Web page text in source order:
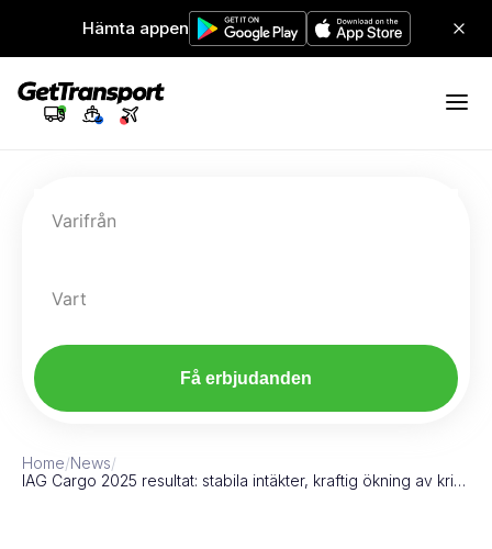
Hämta appen
Varifrån
Vart
Få erbjudanden
Home/News/
IAG Cargo 2025 resultat: stabila intäkter, kraftig ökning av kri…